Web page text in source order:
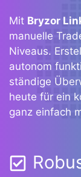
Mit Bryzor
manuelle
Niveaus.
autonom
ständige
heute für ein
ganz einfach